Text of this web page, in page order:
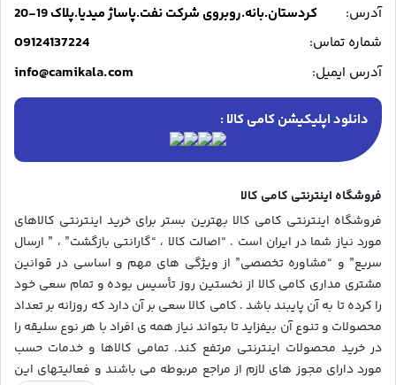
آدرس:
کردستان.بانه.روبروی شرکت نفت.پاساژ میدیا.پلاک 19-20
شماره تماس:
09124137224
آدرس ایمیل: info@camikala.com
دانلود اپلیکیشن کامی کالا :
فروشگاه اینترنتی کامی کالا
فروشگاه اینترنتی کامی کالا بهترین بستر برای خرید اینترنتی کالاهای
مورد نیاز شما در ایران است . “اصالت کالا ، “گارانتی بازگشت” ، ” ارسال
سریع” و “مشاوره تخصصی” از ویژگی های مهم و اساسی در قوانین
مشتری مداری کامی کالا از نخستین روز تأسیس بوده و تمام سعی خود
را کرده تا به آن پایبند باشد . کامی کالا سعی بر آن دارد که روزانه بر تعداد
محصولات و تنوع آن بیفزاید تا بتواند نیاز همه ی افراد با هر نوع سلیقه را
در خرید محصولات اینترنتی مرتفع کند. تمامی کالاها و خدمات حسب
مورد دارای مجوز های لازم از مراجع مربوطه می باشند و فعالیتهای این